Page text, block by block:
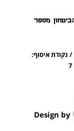
מספר
נקודת איסוף:
Design by